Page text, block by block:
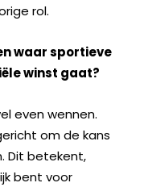
rol.
waar sportieve
winst gaat?
even wennen.
om de kans
Dit betekent,
bent voor